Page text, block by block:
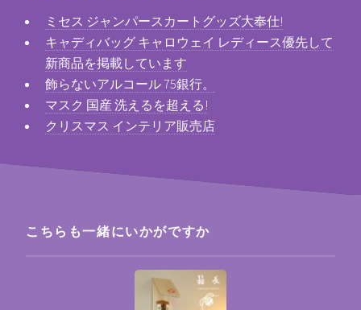
ミセス ジャンパースカートグッズ大奉仕!
キャディバッグ キャロウェイ レディース優先して
新商品を掲載しています
飾らないアルコール 75銀行。
マスク 国産 洗えるを超える!
クリスマス インテリア販売店
こちらも一緒にいかがですか